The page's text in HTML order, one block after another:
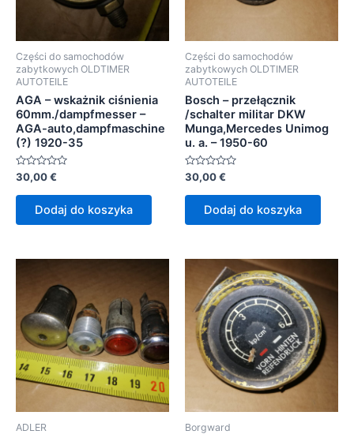
Części do samochodów
zabytkowych OLDTIMER
AUTOTEILE
AGA – wskażnik ciśnienia
60mm./dampfmesser –
AGA-auto,dampfmaschine
(?) 1920-35
Oceniono
0
na
30,00€
Dodaj do koszyka
Części do samochodów
zabytkowych OLDTIMER
AUTOTEILE
Bosch – przełącznik
/schalter militar DKW
Munga,Mercedes Unimog
u. a. – 1950-60
Oceniono
0
na
30,00€
Dodaj do koszyka
ADLER Borgward